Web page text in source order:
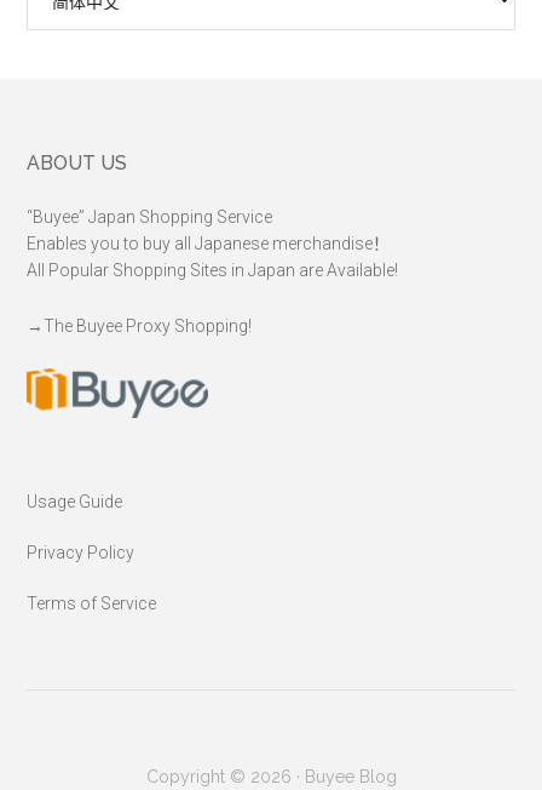
Footer
ABOUT US
“Buyee” Japan Shopping Service
Enables you to buy all Japanese merchandise！
All Popular Shopping Sites in Japan are Available!
→The Buyee Proxy Shopping!
Usage Guide
Privacy Policy
Terms of Service
Copyright © 2026 · Buyee Blog